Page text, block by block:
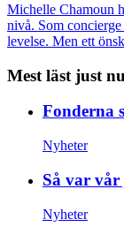
Michelle Chamoun
nivå. Som
levelse. Men ett
Mest läst just nu
Fonderna
Nyheter
Så var
Nyheter